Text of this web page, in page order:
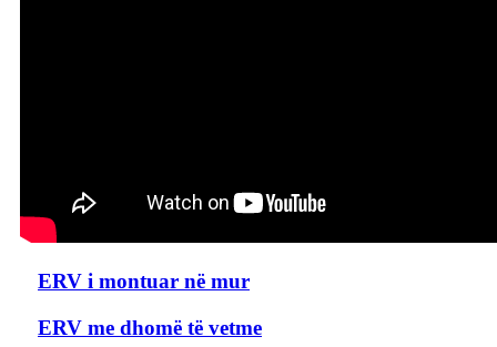
ERV i montuar në mur
ERV me dhomë të vetme